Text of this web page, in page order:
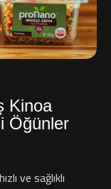
Kinoa
Öğünler
ve sağlıklı